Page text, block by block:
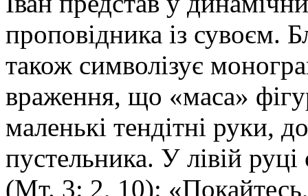
проповідника із сувоєм.
також символізує
враження, що «маса»
маленькі тендітні руки,
пустельника. У лівій руці
(Мт. 3: 2, 10):